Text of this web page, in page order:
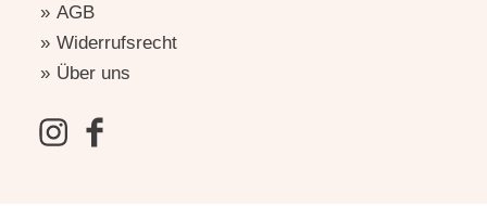
AGB
Widerrufsrecht
Über uns